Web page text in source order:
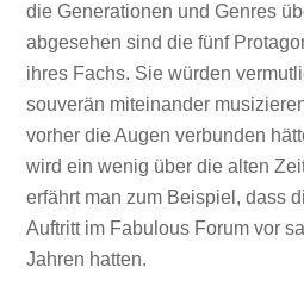
die Generationen und Genres
abgesehen sind die fünf
ihres Fachs. Sie würden
souverän miteinander
vorher die Augen verbunden
wird ein wenig über die alten
erfährt man zum Beispiel, dass
Auftritt im Fabulous Forum vor
Jahren hatten.